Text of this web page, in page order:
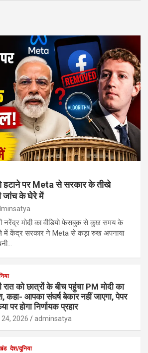
हटाने पर Meta से सरकार के तीखे
जांच के घेरे में
नरेंद्र मोदी का वीडियो फेसबुक से कुछ समय के
में केंद्र सरकार ने Meta से कड़ा रुख अपनाया
को छात्रों के बीच पहुंचा PM मोदी का
कहा- आपका संघर्ष बेकार नहीं जाएगा, पेपर
पर होगा निर्णायक प्रहार
24, 2026 adminsatya
देश/दुनिया